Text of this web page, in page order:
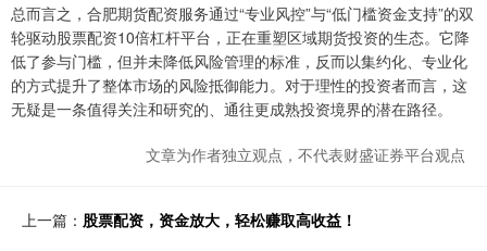
总而言之，合肥期货配资服务通过“专业风控”与“低门槛资金支持”的双
轮驱动股票配资10倍杠杆平台，正在重塑区域期货投资的生态。它降
低了参与门槛，但并未降低风险管理的标准，反而以集约化、专业化
的方式提升了整体市场的风险抵御能力。对于理性的投资者而言，这
无疑是一条值得关注和研究的、通往更成熟投资境界的潜在路径。
文章为作者独立观点，不代表财盛证券平台观点
上一篇： 股票配资，资金放大，轻松赚取高收益！